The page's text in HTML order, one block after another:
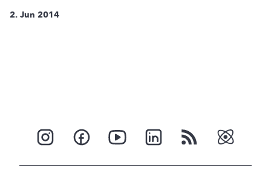
2. Jun 2014